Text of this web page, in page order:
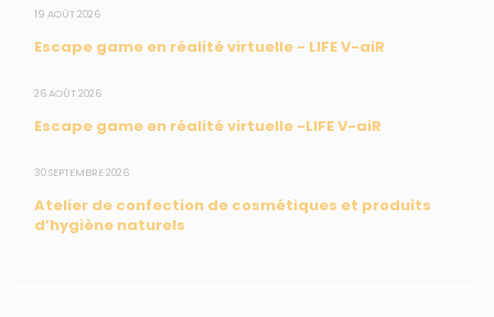
19 AOÛT 2026
Escape game en réalité virtuelle - LIFE V-aiR
26 AOÛT 2026
Escape game en réalité virtuelle -LIFE V-aiR
30 SEPTEMBRE 2026
Atelier de confection de cosmétiques et produits
d’hygiène naturels
CONTACT
Mail : info@madininair.fr